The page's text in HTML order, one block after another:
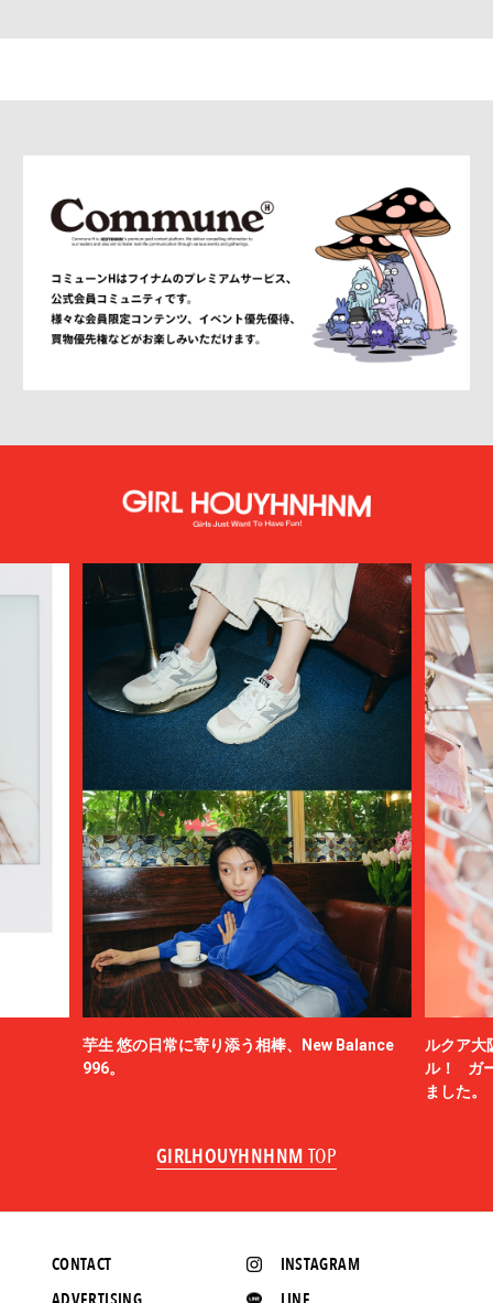
芋生 悠の日常に寄り添う相棒、New Balance
996。
ルクア大
ル！ ガ
ました。
GIRLHOUYHNHNM TOP
INSTAGRAM
CONTACT